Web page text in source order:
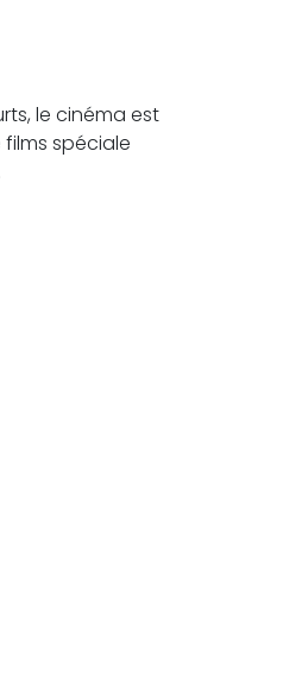
le cinéma est
spéciale